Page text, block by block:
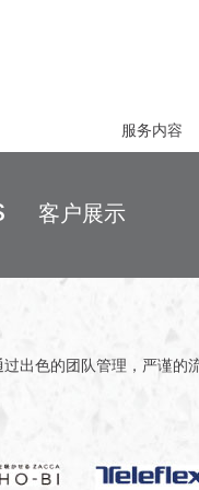
服务内容
客户展示
过出色的团队管理，严谨的